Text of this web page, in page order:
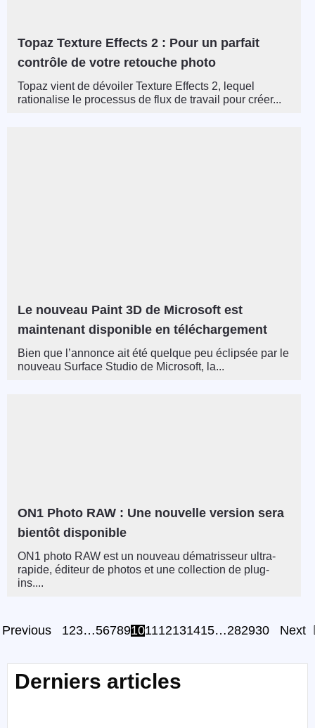
Topaz Texture Effects 2 : Pour un parfait
contrôle de votre retouche photo
Topaz vient de dévoiler Texture Effects 2, lequel
rationalise le processus de flux de travail pour créer...
Le nouveau Paint 3D de Microsoft est
maintenant disponible en téléchargement
Bien que l’annonce ait été quelque peu éclipsée par le
nouveau Surface Studio de Microsoft, la...
ON1 Photo RAW : Une nouvelle version sera
bientôt disponible
ON1 photo RAW est un nouveau dématrisseur ultra-
rapide, éditeur de photos et une collection de plug-
ins....
Previous 123…56789101112131415…282930 Next
Derniers articles